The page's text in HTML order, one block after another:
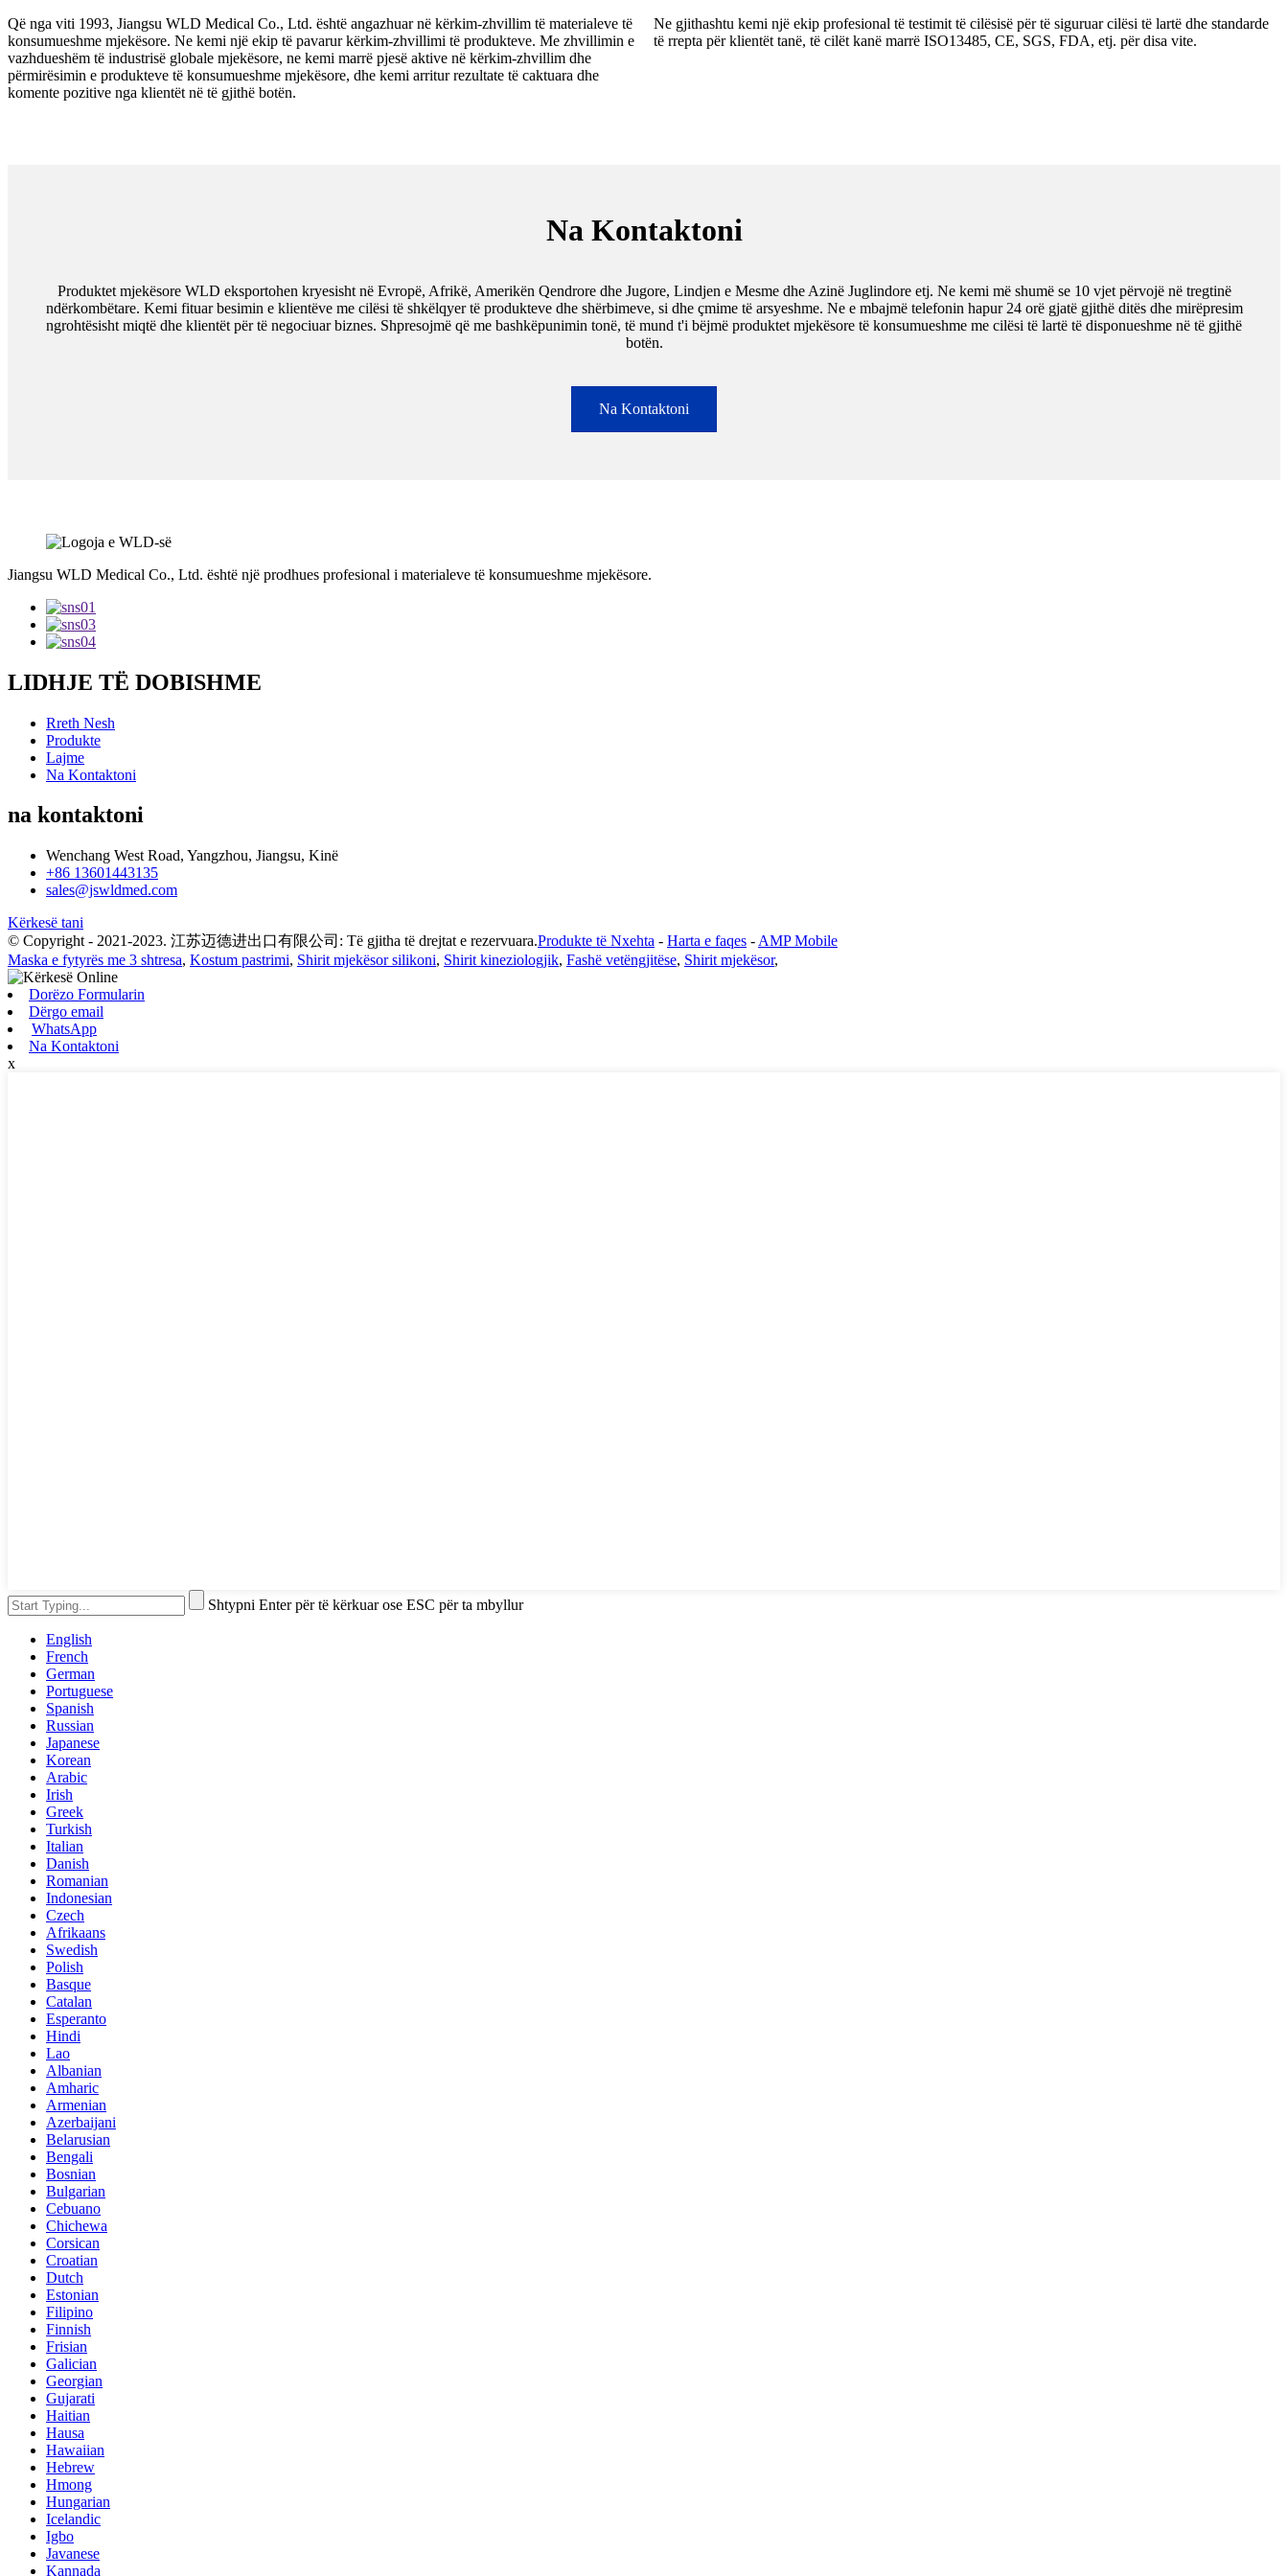
Që nga viti 1993, Jiangsu WLD Medical Co., Ltd. është angazhuar në kërkim-zhvillim të materialeve të
konsumueshme mjekësore. Ne kemi një ekip të pavarur kërkim-zhvillimi të produkteve. Me zhvillimin e
vazhdueshëm të industrisë globale mjekësore, ne kemi marrë pjesë aktive në kërkim-zhvillim dhe
përmirësimin e produkteve të konsumueshme mjekësore, dhe kemi arritur rezultate të caktuara dhe
komente pozitive nga klientët në të gjithë botën.
Ne gjithashtu kemi një ekip profesional të testimit të cilësisë për të siguruar cilësi të lartë dhe standarde
të rrepta për klientët tanë, të cilët kanë marrë ISO13485, CE, SGS, FDA, etj. për disa vite.
Na Kontaktoni
Produktet mjekësore WLD eksportohen kryesisht në Evropë, Afrikë, Amerikën Qendrore dhe Jugore, Lindjen e Mesme dhe Azinë Juglindore etj. Ne kemi më shumë se 10 vjet përvojë në tregtinë
ndërkombëtare. Kemi fituar besimin e klientëve me cilësi të shkëlqyer të produkteve dhe shërbimeve, si dhe çmime të arsyeshme. Ne e mbajmë telefonin hapur 24 orë gjatë gjithë ditës dhe mirëpresim
ngrohtësisht miqtë dhe klientët për të negociuar biznes. Shpresojmë që me bashkëpunimin tonë, të mund t'i bëjmë produktet mjekësore të konsumueshme me cilësi të lartë të disponueshme në të gjithë
botën.
Na Kontaktoni
Jiangsu WLD Medical Co., Ltd. është një prodhues profesional i materialeve të konsumueshme mjekësore.
LIDHJE TË DOBISHME
Rreth Nesh
Produkte
Lajme
Na Kontaktoni
na kontaktoni
Wenchang West Road, Yangzhou, Jiangsu, Kinë
+86 13601443135
sales@jswldmed.com
Kërkesë tani
© Copyright - 2021-2023. 江苏迈德进出口有限公司: Të gjitha të drejtat e rezervuara.Produkte të Nxehta - Harta e faqes - AMP Mobile
Maska e fytyrës me 3 shtresa, Kostum pastrimi, Shirit mjekësor silikoni, Shirit kineziologjik, Fashë vetëngjitëse, Shirit mjekësor,
Dorëzo Formularin
Dërgo email
WhatsApp
Na Kontaktoni
x
Shtypni Enter për të kërkuar ose ESC për ta mbyllur
English
French
German
Portuguese
Spanish
Russian
Japanese
Korean
Arabic
Irish
Greek
Turkish
Italian
Danish
Romanian
Indonesian
Czech
Afrikaans
Swedish
Polish
Basque
Catalan
Esperanto
Hindi
Lao
Albanian
Amharic
Armenian
Azerbaijani
Belarusian
Bengali
Bosnian
Bulgarian
Cebuano
Chichewa
Corsican
Croatian
Dutch
Estonian
Filipino
Finnish
Frisian
Galician
Georgian
Gujarati
Haitian
Hausa
Hawaiian
Hebrew
Hmong
Hungarian
Icelandic
Igbo
Javanese
Kannada